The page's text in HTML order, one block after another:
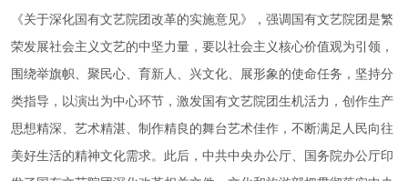
《关于深化国有文艺院团改革的实施意见》，强调国有文艺院团是繁
荣发展社会主义文艺的中坚力量，要以社会主义核心价值观为引领，
围绕举旗帜、聚民心、育新人、兴文化、展形象的使命任务，坚持分
类指导，以演出为中心环节，激发国有文艺院团生机活力，创作生产
思想精深、艺术精湛、制作精良的舞台艺术佳作，不断满足人民向往
美好生活的精神文化需求。此后，中共中央办公厅、国务院办公厅印